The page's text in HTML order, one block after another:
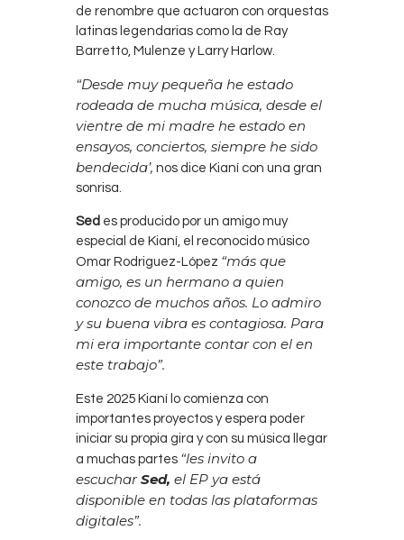
de renombre que actuaron con orquestas
latinas legendarias como la de Ray
Barretto, Mulenze y Larry Harlow.
“Desde muy pequeña he estado
rodeada de mucha música, desde el
vientre de mi madre he estado en
ensayos, conciertos, siempre he sido
bendecida’, nos dice Kianí con una gran
sonrisa.
Sed es producido por un amigo muy
especial de Kianí, el reconocido músico
Omar Rodriguez-López “más que
amigo, es un hermano a quien
conozco de muchos años. Lo admiro
y su buena vibra es contagiosa. Para
mi era importante contar con el en
este trabajo”.
Este 2025 Kianí lo comienza con
importantes proyectos y espera poder
iniciar su propia gira y con su música llegar
a muchas partes “les invito a
escucharSed, el EP ya está
disponible en todas las plataformas
digitales”.